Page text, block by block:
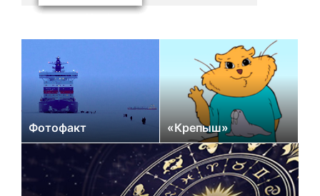
Фотофакт «Крепыш»